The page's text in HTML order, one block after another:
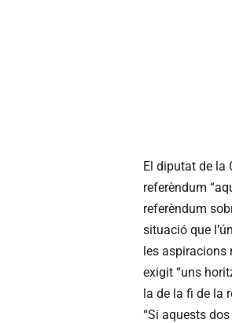
El diputat de la
referèndum
referèndum
situació que
les aspiracions
exigit “uns
la de la fi de la
“Si aquests